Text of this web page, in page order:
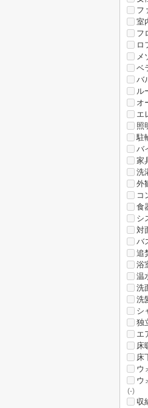
フ
室
フ
ロ
メ
ベ
バ
ル
オ
エ
照
駐
バ
家
洗
外
コ
食
シ
対
バ
追
浴
温
洗
洗
シ
独
エ
床
床
ウ
ウ
(-)
収